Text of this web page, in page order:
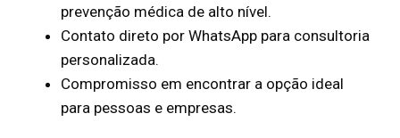
prevenção médica de alto nível.
Contato direto por WhatsApp para consultoria
personalizada.
Compromisso em encontrar a opção ideal
para pessoas e empresas.